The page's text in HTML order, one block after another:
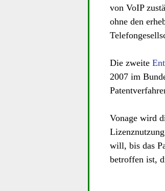
von VoIP
ohne den
Die zweite
2007 im
Vonage wird
will, bis das
betroffen ist,